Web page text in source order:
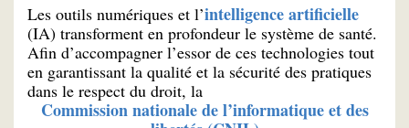
Les outils numériques et l’intelligence artificielle
(IA) transforment en profondeur le système de santé.
Afin d’accompagner l’essor de ces technologies tout
en garantissant la qualité et la sécurité des pratiques
dans le respect du droit, la
Commission nationale de l’informatique et des